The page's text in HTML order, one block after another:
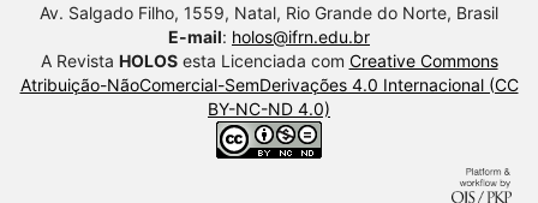
Av. Salgado Filho, 1559, Natal, Rio Grande do Norte, Brasil
E-mail: holos@ifrn.edu.br
A Revista HOLOSesta Licenciada com Creative Commons
Atribuição-NãoComercial-SemDerivações 4.0 Internacional (CC
BY-NC-ND 4.0)